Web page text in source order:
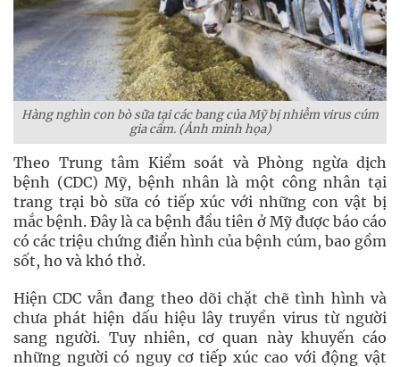
Hàng nghìn con bò sữa tại các bang của Mỹ bị nhiễm virus cúm
gia cầm. (Ảnh minh họa)
Theo Trung tâm Kiểm soát và Phòng ngừa dịch
bệnh (CDC) Mỹ, bệnh nhân là một công nhân tại
trang trại bò sữa có tiếp xúc với những con vật bị
mắc bệnh. Đây là ca bệnh đầu tiên ở Mỹ được báo cáo
có các triệu chứng điển hình của bệnh cúm, bao gồm
sốt, ho và khó thở.
Hiện CDC vẫn đang theo dõi chặt chẽ tình hình và
chưa phát hiện dấu hiệu lây truyền virus từ người
sang người. Tuy nhiên, cơ quan này khuyến cáo
những người có nguy cơ tiếp xúc cao với động vật